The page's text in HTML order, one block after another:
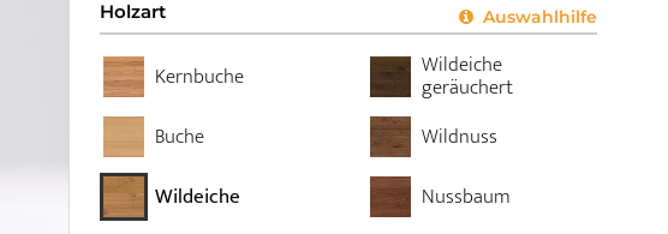
Holzart Auswahlhilfe
Kernbuche
Buche
Wildeiche
Wildeiche
geräuchert
Wildnuss
Nussbaum